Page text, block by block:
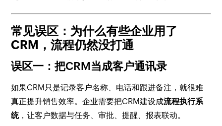
常见误区：为什么有些企业用了
CRM，流程仍然没打通
误区一：把CRM当成客户通讯录
如果CRM只是记录客户名称、电话和跟进备注，就很难
真正提升销售效率。企业需要把CRM建设成流程执行系
统，让客户数据与任务、审批、提醒、报表联动。